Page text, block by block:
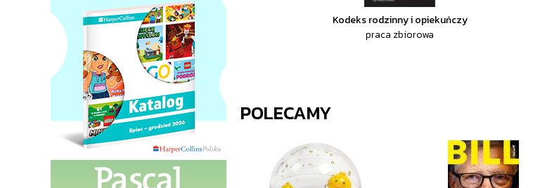
Kodeks rodzinny i opiekuńczy
praca zbiorowa
POLECAMY